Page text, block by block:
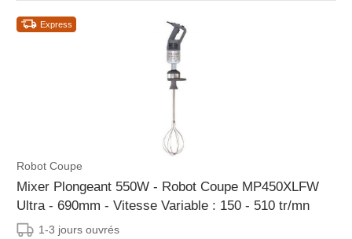
Express
Robot Coupe
Mixer Plongeant 550W - Robot Coupe MP450XLFW
Ultra - 690mm - Vitesse Variable : 150 - 510 tr/mn
1-3 jours ouvrés